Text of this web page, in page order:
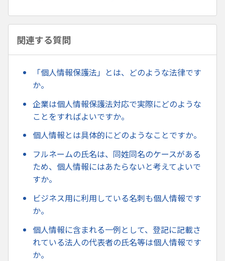
関連する質問
「個人情報保護法」とは、どのような法律です
か。
企業は個人情報保護法対応で実際にどのような
ことをすればよいですか。
個人情報とは具体的にどのようなことですか。
フルネームの氏名は、同姓同名のケースがある
ため、個人情報にはあたらないと考えてよいで
すか。
ビジネス用に利用している名刺も個人情報です
か。
個人情報に含まれる一例として、登記に記載さ
れている法人の代表者の氏名等は個人情報です
か。